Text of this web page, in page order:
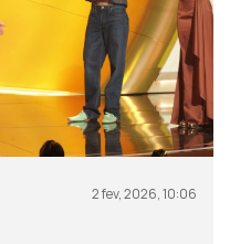
2 fev, 2026, 10:06